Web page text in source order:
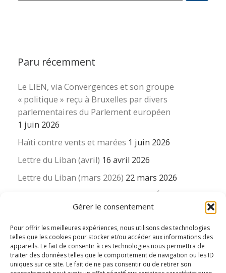
Gérer le consentement
Pour offrir les meilleures expériences, nous utilisons des technologies
telles que les cookies pour stocker et/ou accéder aux informations des
appareils. Le fait de consentir à ces technologies nous permettra de
traiter des données telles que le comportement de navigation ou les ID
uniques sur ce site. Le fait de ne pas consentir ou de retirer son
Paru récemment
Le LIEN, via Convergences et son groupe
« politique » reçu à Bruxelles par divers
parlementaires du Parlement européen
1 juin 2026
Haïti contre vents et marées 1 juin 2026
Lettre du Liban (avril) 16 avril 2026
Lettre du Liban (mars 2026) 22 mars 2026
La revue « Educateur » décapitée ? L’Éducation
nouvelle et ses liens avec la revue du Syndicat
16 mars 2026